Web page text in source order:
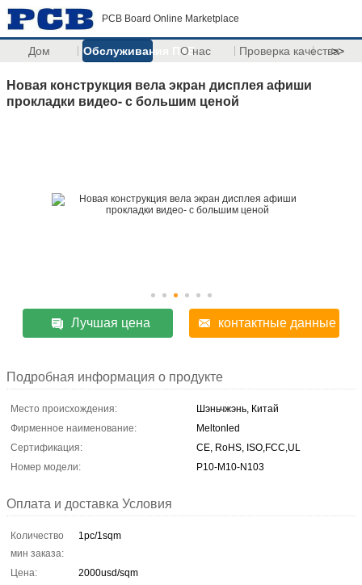
PCB Board Online Marketplace
Дом Обслуживания ПКБО нас Проверка качества>>
Новая конструкция вела экран дисплея афиши
прокладки видео- с большим ценой
Лучшая цена контактные данные
Подробная информация о продукте
Место происхождения:
Шэньчжэнь, Китай
Фирменное наименование:
Meltonled
Сертификация:
CE, RoHS, ISO,FCC,UL
Номер модели:
P10-M10-N103
Оплата и доставка Условия
Количество
мин заказа:
1pc/1sqm
Цена:
2000usd/sqm